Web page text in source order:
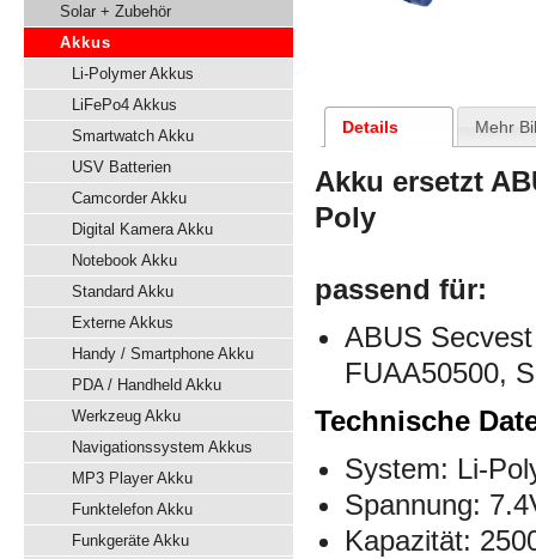
Solar + Zubehör
Akkus
Li-Polymer Akkus
LiFePo4 Akkus
Smartwatch Akku
USV Batterien
Camcorder Akku
Digital Kamera Akku
Notebook Akku
Standard Akku
Externe Akkus
Handy / Smartphone Akku
PDA / Handheld Akku
Werkzeug Akku
Navigationssystem Akkus
MP3 Player Akku
Funktelefon Akku
Funkgeräte Akku
Details Mehr
Akku ersetzt
Poly
passend für:
ABUS
FUAA50500,
Technische
System: Li-
Spannung:
Kapazität: